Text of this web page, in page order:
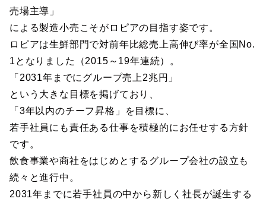
売場主導」
による製造小売こそがロピアの目指す姿です。
ロピアは生鮮部門で対前年比総売上高伸び率が全国No.
1となりました（2015～19年連続）。
「2031年までにグループ売上2兆円」
という大きな目標を掲げており、
「3年以内のチーフ昇格」を目標に、
若手社員にも責任ある仕事を積極的にお任せする方針
です。
飲食事業や商社をはじめとするグループ会社の設立も
続々と進行中。
2031年までに若手社員の中から新しく社長が誕生する